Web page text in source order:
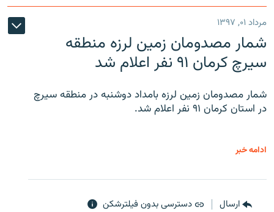
مرداد ۰۱, ۱۳۹۷
شمار مصدومان زمین لرزه منطقه
سیرچ کرمان ۹۱ نفر اعلام شد
شمار مصدومان زمین لرزه بامداد دوشنبه در منطقه سیرچ
در استان کرمان ۹۱ نفر اعلام شد.
ادامه خبر
ارسال دسترسی بدون فیلترشکن